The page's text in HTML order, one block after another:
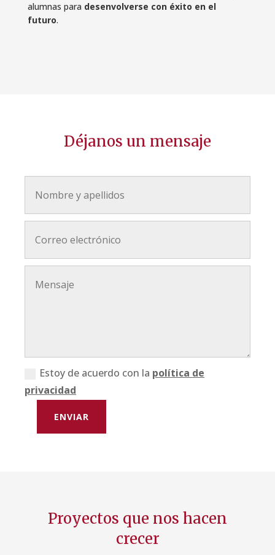
alumnas para desenvolverse con éxito en el
futuro.
Déjanos un mensaje
Estoy de acuerdo con la política de
privacidad
ENVIAR
Proyectos que nos hacen
crecer